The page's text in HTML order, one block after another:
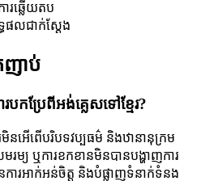
រឆ្លើយតប
ផលជាក់ស្តែង
ាប់
កប្រែពីអង់គ្លេសទៅខ្មែរ?
អើពើបរិបទវប្បធម៌ និងឋានានុក្រម
រម្យ ឬការខកខានមិនបានបង្ហាញការ
ារអាក់អន់ចិត្ត និងបំផ្លាញទំនាក់ទំនង